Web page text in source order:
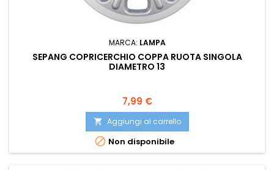
MARCA: LAMPA
SEPANG COPRICERCHIO COPPA RUOTA SINGOLA
DIAMETRO 13
Prezzo
7,99 €
 Aggiungi al carrello
 Non disponibile